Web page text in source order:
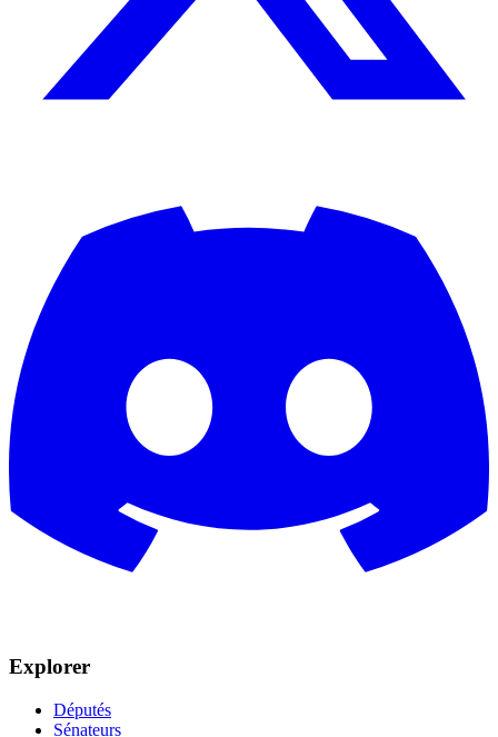
Explorer
Députés
Sénateurs